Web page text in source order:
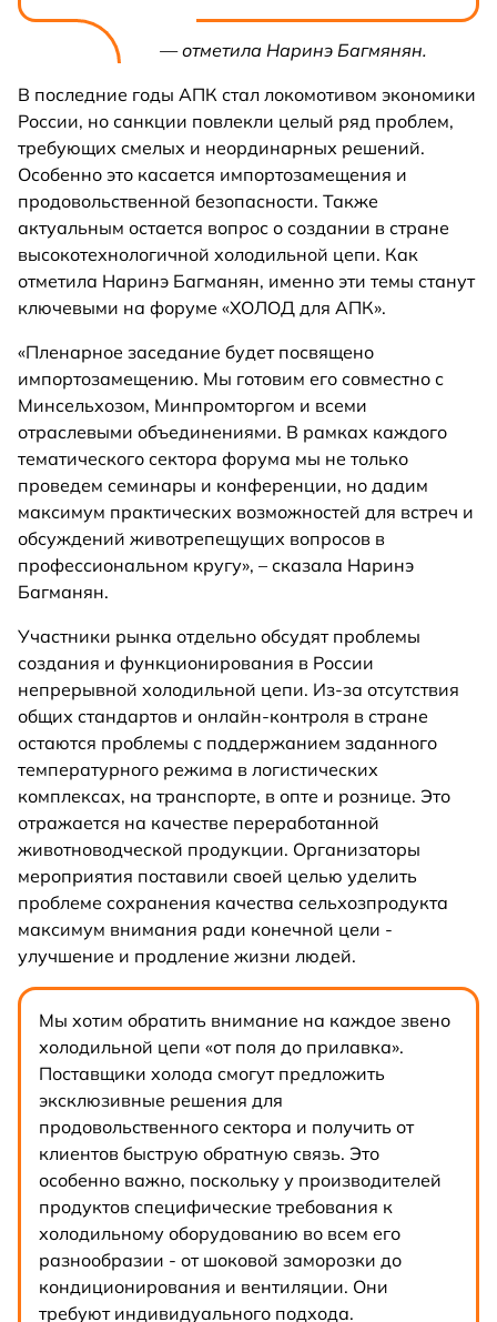
— отметила Наринэ Багмянян.
В последние годы АПК стал локомотивом экономики
России, но санкции повлекли целый ряд проблем,
требующих смелых и неординарных решений.
Особенно это касается импортозамещения и
продовольственной безопасности. Также
актуальным остается вопрос о создании в стране
высокотехнологичной холодильной цепи. Как
отметила Наринэ Багманян, именно эти темы станут
ключевыми на форуме «ХОЛОД для АПК».
«Пленарное заседание будет посвящено
импортозамещению. Мы готовим его совместно с
Минсельхозом, Минпромторгом и всеми
отраслевыми объединениями. В рамках каждого
тематического сектора форума мы не только
проведем семинары и конференции, но дадим
максимум практических возможностей для встреч и
обсуждений животрепещущих вопросов в
профессиональном кругу», – сказала Наринэ
Багманян.
Участники рынка отдельно обсудят проблемы
создания и функционирования в России
непрерывной холодильной цепи. Из-за отсутствия
общих стандартов и онлайн-контроля в стране
остаются проблемы с поддержанием заданного
температурного режима в логистических
комплексах, на транспорте, в опте и рознице. Это
отражается на качестве переработанной
животноводческой продукции. Организаторы
мероприятия поставили своей целью уделить
проблеме сохранения качества сельхозпродукта
максимум внимания ради конечной цели -
улучшение и продление жизни людей.
Мы хотим обратить внимание на каждое звено
холодильной цепи «от поля до прилавка».
Поставщики холода смогут предложить
эксклюзивные решения для
продовольственного сектора и получить от
клиентов быструю обратную связь. Это
особенно важно, поскольку у производителей
продуктов специфические требования к
холодильному оборудованию во всем его
разнообразии - от шоковой заморозки до
кондиционирования и вентиляции. Они
требуют индивидуального подхода.